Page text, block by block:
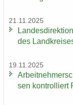
21.11.2025
des
19.11.2025
sen kon­trol­liert